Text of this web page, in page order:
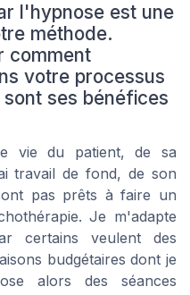
l'hypnose est une
méthode.
comment
votre processus
ses bénéfices
vie du patient, de sa
travail de fond, de son
pas prêts à faire un
Je m'adapte
certains veulent des
budgétaires dont je
alors des séances